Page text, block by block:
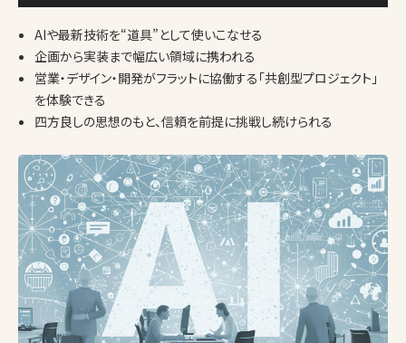
AIや最新技術を“道具”として使いこなせる
企画から実装まで幅広い領域に携われる
営業・デザイン・開発がフラットに協働する「共創型プロジェクト」
を体験できる
四方良しの思想のもと、信頼を前提に挑戦し続けられる